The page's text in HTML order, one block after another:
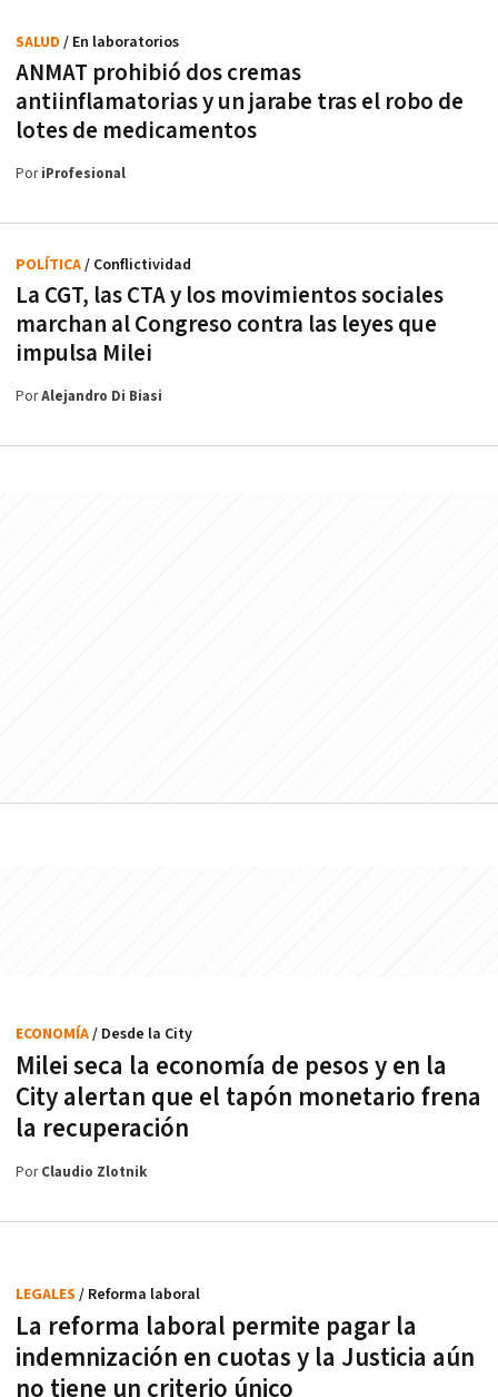
ANMAT prohibió dos cremas
antiinflamatorias y un jarabe tras el robo de
lotes de medicamentos
SALUD / En laboratorios
PoriProfesional
La CGT, las CTA y los movimientos sociales
marchan al Congreso contra las leyes que
impulsa Milei
POLÍTICA/ Conflictividad
PorAlejandro Di Biasi
Milei seca la economía de pesos y en la
City alertan que el tapón monetario frena
la recuperación
ECONOMÍA/ Desde la City
PorClaudio Zlotnik
La reforma laboral permite pagar la
indemnización en cuotas y la Justicia aún
no tiene un criterio único
LEGALES / Reforma laboral